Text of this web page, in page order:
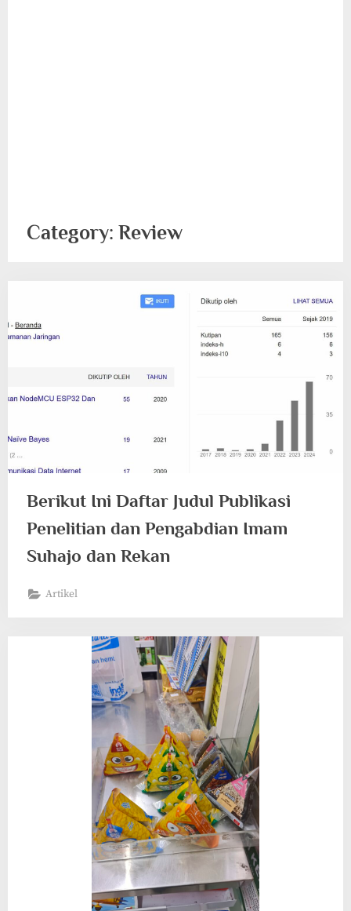
Category: Review
Berikut Ini Daftar Judul Publikasi
Penelitian dan Pengabdian Imam
Suhajo dan Rekan
Artikel